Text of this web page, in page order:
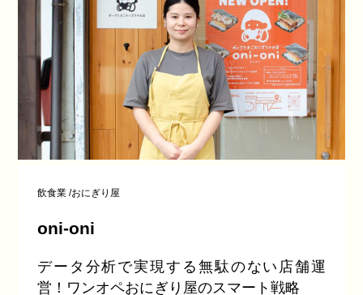
飲食業/おにぎり屋
oni-oni
データ分析で実現する無駄のない店舗運
営！ワンオペおにぎり屋のスマート戦略